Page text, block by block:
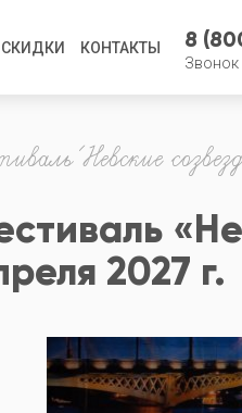
СКИДКИ КОНТАКТЫ 8
Звонок
2027 г.